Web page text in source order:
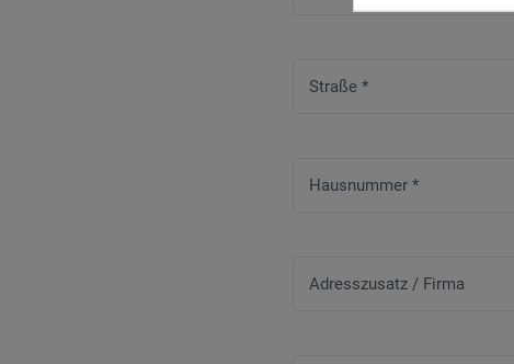
Straße *
Hausnummer *
Adresszusatz / Firma